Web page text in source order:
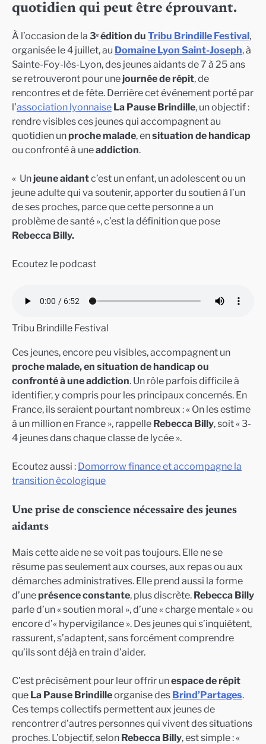
quotidien qui peut être éprouvant.
À l’occasion de la 3ᵉ édition du Tribu Brindille Festival,
organisée le 4 juillet, au Domaine Lyon Saint-Joseph, à
Sainte-Foy-lès-Lyon, des jeunes aidants de 7 à 25 ans
se retrouveront pour unejournée de répit, de
rencontres et de fête. Derrière cet événement porté par
l’association lyonnaise La Pause Brindille, un objectif :
rendre visibles ces jeunes qui accompagnent au
quotidien un proche malade, ensituation de handicap
ou confronté à uneaddiction.
« Unjeune aidantc’est un enfant, un adolescent ou un
jeune adulte qui va soutenir, apporter du soutien à l’un
de ses proches, parce que cette personne a un
problème de santé », c’est la définition que pose
Rebecca Billy.
Ecoutez le podcast
Tribu Brindille Festival
Ces jeunes, encore peu visibles, accompagnent un
proche malade, en situation de handicap ou
confronté à une addiction. Un rôle parfois difficile à
identifier, y compris pour les principaux concernés. En
France, ils seraient pourtant nombreux : « On les estime
à un million en France », rappelle Rebecca Billy, soit « 3-
4 jeunes dans chaque classe de lycée ».
Ecoutez aussi : Domorrow finance et accompagne la
transition écologique
Une prise de conscience nécessaire des jeunes
aidants
Mais cette aide ne se voit pas toujours. Elle ne se
résume pas seulement aux courses, aux repas ou aux
démarches administratives. Elle prend aussi la forme
d’une présence constante, plus discrète. Rebecca Billy
parle d’un « soutien moral », d’une « charge mentale » ou
encore d’« hypervigilance ». Des jeunes qui s’inquiètent,
rassurent, s’adaptent, sans forcément comprendre
qu’ils sont déjà en train d’aider.
C’est précisément pour leur offrir unespace de répit
que La Pause Brindilleorganise des Brind’Partages.
Ces temps collectifs permettent aux jeunes de
rencontrer d’autres personnes qui vivent des situations
proches. L’objectif, selon Rebecca Billy, est simple : «